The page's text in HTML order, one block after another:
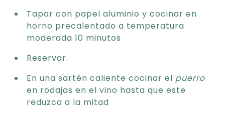
Tapar con papel aluminio y cocinar en
horno precalentado a temperatura
moderada 10 minutos
Reservar.
En una sartén caliente cocinar el puerro
en rodajas en el vino hasta que este
reduzca a la mitad